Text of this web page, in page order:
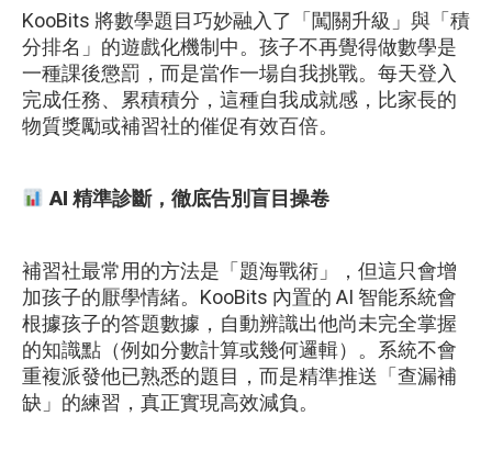
KooBits 將數學題目巧妙融入了「闖關升級」與「積
分排名」的遊戲化機制中。孩子不再覺得做數學是
一種課後懲罰，而是當作一場自我挑戰。每天登入
完成任務、累積積分，這種自我成就感，比家長的
物質獎勵或補習社的催促有效百倍。
AI 精準診斷，徹底告別盲目操卷
補習社最常用的方法是「題海戰術」，但這只會增
加孩子的厭學情緒。KooBits 內置的 AI 智能系統會
根據孩子的答題數據，自動辨識出他尚未完全掌握
的知識點（例如分數計算或幾何邏輯）。系統不會
重複派發他已熟悉的題目，而是精準推送「查漏補
缺」的練習，真正實現高效減負。